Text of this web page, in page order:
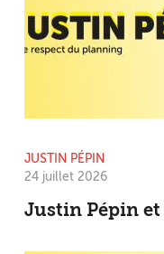
JUSTIN PÉPIN
24 juillet 2026
Justin Pépin